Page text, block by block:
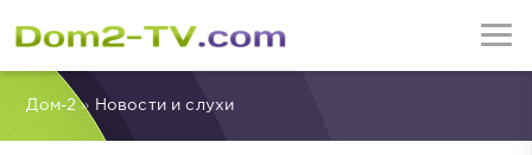
Дом-2» Новости и слухи